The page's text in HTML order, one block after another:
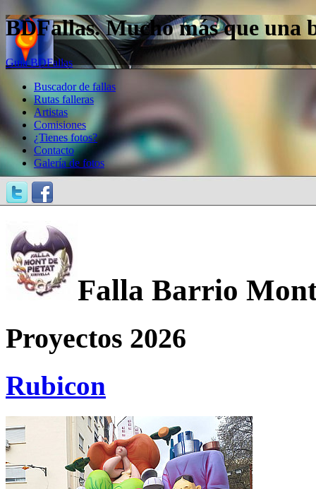
BDFallas. Mucho más que una
Guía BDFallas
Buscador de fallas
Rutas falleras
Artistas
Comisiones
¿Tienes fotos?
Contacto
Galería de fotos
Falla Barrio
Proyectos 2026
Rubicon